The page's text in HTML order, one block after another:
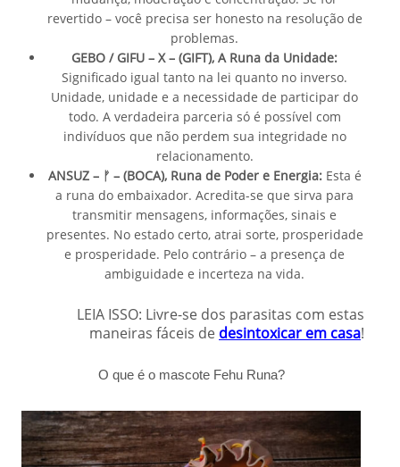
revertido – você precisa ser honesto na resolução de
problemas.
GEBO / GIFU – X – (GIFT), A Runa da Unidade:
Significado igual tanto na lei quanto no inverso.
Unidade, unidade e a necessidade de participar do
todo. A verdadeira parceria só é possível com
indivíduos que não perdem sua integridade no
relacionamento.
ANSUZ – ᚠ – (BOCA), Runa de Poder e Energia:Esta é
a runa do embaixador. Acredita-se que sirva para
transmitir mensagens, informações, sinais e
presentes. No estado certo, atrai sorte, prosperidade
e prosperidade. Pelo contrário – a presença de
ambiguidade e incerteza na vida.
LEIA ISSO: Livre-se dos parasitas com estas
maneiras fáceis de desintoxicar em casa!
O que é o mascote Fehu Runa?